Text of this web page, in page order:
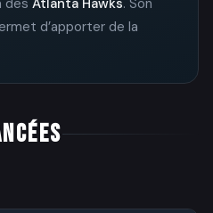
d’apporter de la